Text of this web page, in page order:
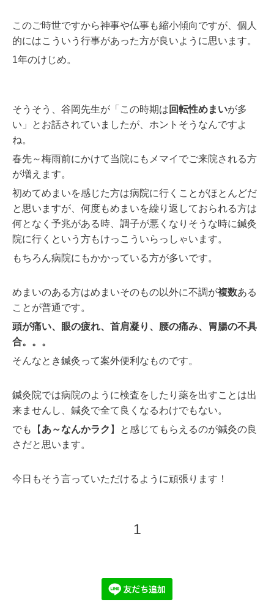
このご時世ですから神事や仏事も縮小傾向ですが、個人
的にはこういう行事があった方が良いように思います。
1年のけじめ。
そうそう、谷岡先生が「この時期は 回転性めまいが多
い」とお話されていましたが、ホントそうなんですよ
ね。
春先～梅雨前にかけて当院にもメマイでご来院される方
が増えます。
初めてめまいを感じた方は病院に行くことがほとんどだ
と思いますが、何度もめまいを繰り返しておられる方は
何となく予兆がある時、調子が悪くなりそうな時に鍼灸
院に行くという方もけっこういらっしゃいます。
もちろん病院にもかかっている方が多いです。
めまいのある方はめまいそのもの以外に不調が複数ある
ことが普通です。
頭が痛い、眼の疲れ、首肩凝り、腰の痛み、胃腸の不具
合。。。
そんなとき鍼灸って案外便利なものです。
鍼灸院では病院のように検査をしたり薬を出すことは出
来ませんし、鍼灸で全て良くなるわけでもない。
でも
【 あ～なんかラク 】と感じてもらえるのが鍼灸の良
さだと思います。
今日もそう言っていただけるように頑張ります！
1